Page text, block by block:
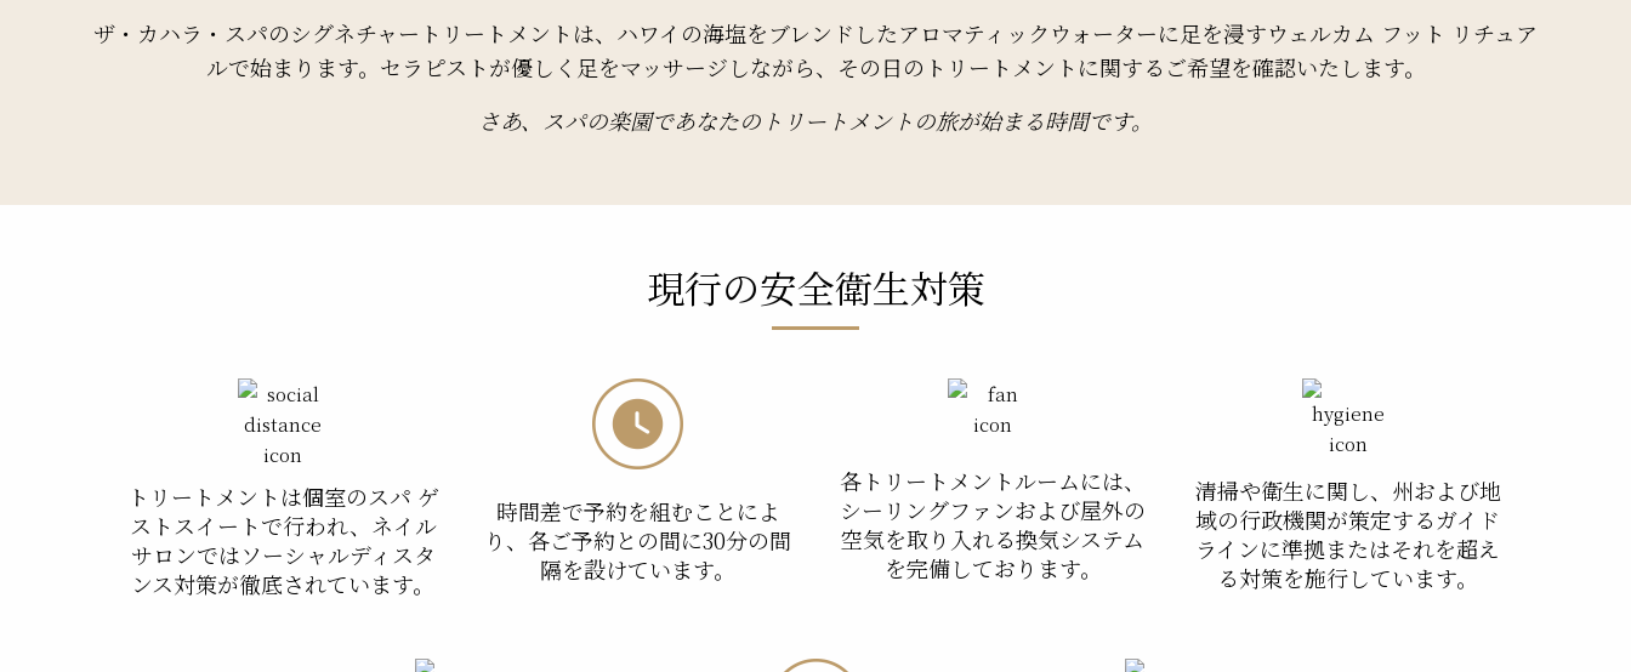
ザ・カハラ・スパのシグネチャートリートメントは、ハワイの海塩をブレンドしたアロマティックウォーターに足を浸すウェルカム フット リチュア
ルで始まります。セラピストが優しく足をマッサージしながら、その日のトリートメントに関するご希望を確認いたします。
さあ、スパの楽園であなたのトリートメントの旅が始まる時間です。
現行の安全衛生対策
トリートメントは個室のスパ ゲ
ストスイートで行われ、ネイル
サロンではソーシャルディスタ
ンス対策が徹底されています。
時間差で予約を組むことによ
り、各ご予約との間に30分の間
隔を設けています。
各トリートメントルームには、
シーリングファンおよび屋外の
空気を取り入れる換気システム
を完備しております。
清掃や衛生に関し、州および地
域の行政機関が策定するガイド
ラインに準拠またはそれを超え
る対策を施行しています。